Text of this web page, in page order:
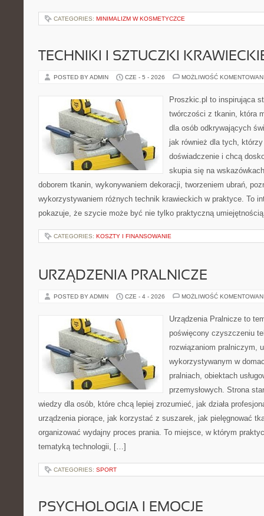
CATEGORIES: MINIMALIZM W KOSMETYCZCE
TECHNIKI I SZTUCZKI
POSTED BY ADMIN CZE - 5 - 2026 MOŻLIWOŚĆ
Proszkic.pl to inspirująca
twórczości z tkanin, która
dla osób odkrywających
jak również dla tych,
doświadczenie i chcą
skupia się na
doborem tkanin, wykonywaniem dekoracji, tworzeniem ubrań,
wykorzystywaniem różnych technik krawieckich w praktyce. To
pokazuje, że szycie może być nie tylko praktyczną
CATEGORIES: KOSZTY I FINANSOWANIE
URZĄDZENIA PRALNICZE
POSTED BY ADMIN CZE - 4 - 2026 MOŻLIWOŚĆ
Urządzenia Pralnicze to
poświęcony czyszczeniu
rozwiązaniom pralniczym,
wykorzystywanym w
pralniach, obiektach
przemysłowych. Strona
wiedzy dla osób, które chcą lepiej zrozumieć, jak działa
urządzenia piorące, jak korzystać z suszarek, jak pielęgnować
organizować wydajny proces prania. To miejsce, w którym
tematyką technologii, […]
CATEGORIES: SPORT
PSYCHOLOGIA I EMOCJE